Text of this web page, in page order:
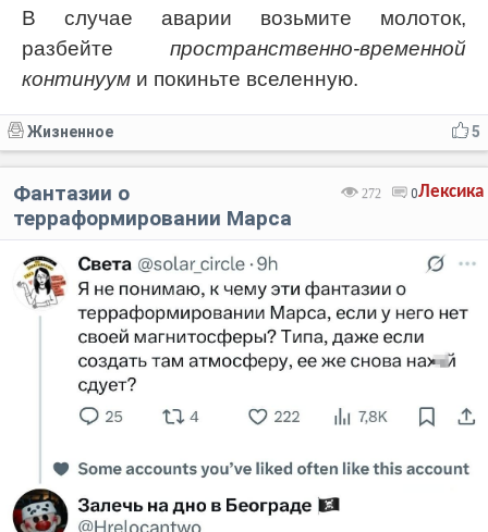
В случае аварии возьмите молоток,
разбейте пространственно-временной
континуум и покиньте вселенную.
5
Жизненное
Лексика
272 0
Фантазии о
терраформировании Марса